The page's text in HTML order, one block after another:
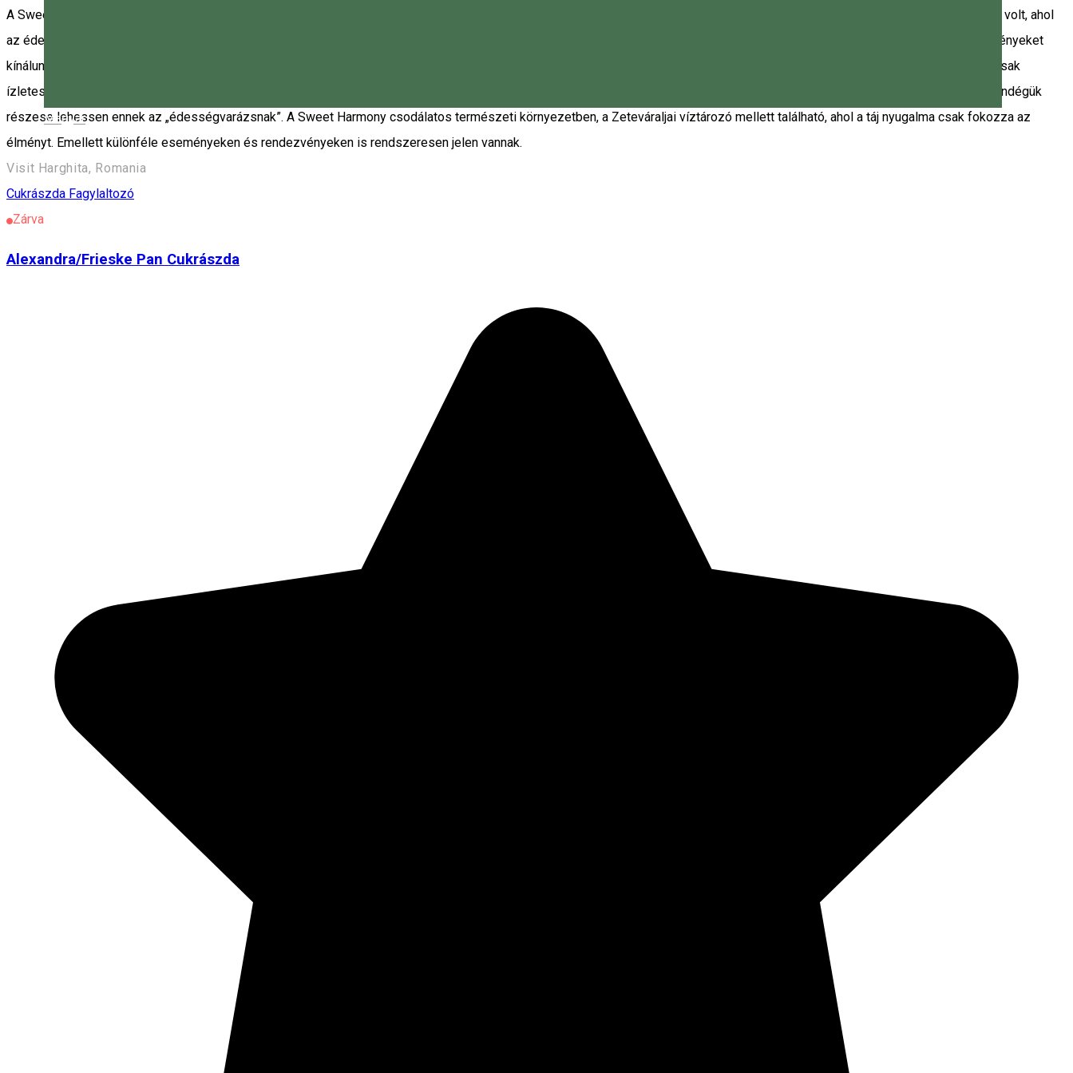
Magyar
A Sweet Harmony egy olyan különleges hely, amely azok számára kínál felejthetetlen élményt, akik rajonganak a palacsintáért. Az alapítók célja egy olyan környezet megteremtése volt, ahol
az édesség szeretete és a jókedv találkozik, és ahol minden falat mosolyt csal az emberek arcára. A márka mögött az a hit áll, hogy a világ egy boldogabb hely lehet, ha olyan élményeket
kínálunk, amelyek túlmutatnak a megszokott ízeken – ahol a finomságok valódi örömforrássá válnak. A Sweet Harmony éppen ezért olyan óriáspalacsintákat készít, amelyek nemcsak
ízletesek, de különleges pillanatokat is teremtenek. Az édesség mindig is központi szerepet játszott az alapítók életében, ezért szívvel-lélekkel dolgoznak azon, hogy minden vendégük
részese lehessen ennek az „édességvarázsnak”. A Sweet Harmony csodálatos természeti környezetben, a Zeteváraljai víztározó mellett található, ahol a táj nyugalma csak fokozza az
élményt. Emellett különféle eseményeken és rendezvényeken is rendszeresen jelen vannak.
Visit Harghita, Romania
Cukrászda Fagylaltozó
Zárva
Alexandra/Frieske Pan Cukrászda